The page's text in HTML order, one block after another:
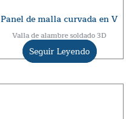
Panel de malla curvada en V
Valla de alambre soldado 3D
Seguir Leyendo